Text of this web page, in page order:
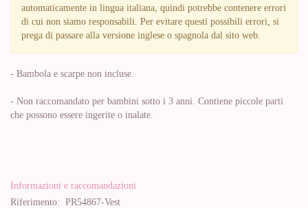
automaticamente in lingua italiana, quindi potrebbe contenere errori
di cui non siamo responsabili. Per evitare questi possibili errori, si
prega di passare alla versione inglese o spagnola dal sito web.
- Bambola e scarpe non incluse.
- Non raccomandato per bambini sotto i 3 anni. Contiene piccole parti
che possono essere ingerite o inalate.
Informazioni e raccomandazioni
Riferimento: PR54867-Vest